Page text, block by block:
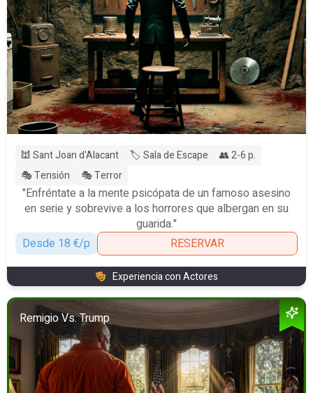
🕍 Sant Joan d'Alacant 🏷️ Sala de Escape
👥 2-6 p.
🎭 Tensión
🎭 Terror
"Enfréntate a la mente psicópata de un famoso asesino
en serie y sobrevive a los horrores que albergan en su
guarida."
Desde 18 €/p
RESERVAR
Experiencia con Actores
Remigio Vs. Trump